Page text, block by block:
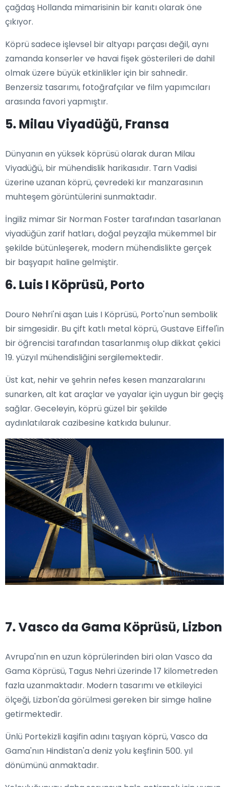
çağdaş Hollanda mimarisinin bir kanıtı olarak öne
çıkıyor.
Köprü sadece işlevsel bir altyapı parçası değil, aynı
zamanda konserler ve havai fişek gösterileri de dahil
olmak üzere büyük etkinlikler için bir sahnedir.
Benzersiz tasarımı, fotoğrafçılar ve film yapımcıları
arasında favori yapmıştır.
5. Milau Viyadüğü, Fransa
Dünyanın en yüksek köprüsü olarak duran Milau
Viyadüğü, bir mühendislik harikasıdır. Tarn Vadisi
üzerine uzanan köprü, çevredeki kır manzarasının
muhteşem görüntülerini sunmaktadır.
İngiliz mimar Sir Norman Foster tarafından tasarlanan
viyadüğün zarif hatları, doğal peyzajla mükemmel bir
şekilde bütünleşerek, modern mühendislikte gerçek
bir başyapıt haline gelmiştir.
6. Luis I Köprüsü, Porto
Douro Nehri'ni aşan Luis I Köprüsü, Porto'nun sembolik
bir simgesidir. Bu çift katlı metal köprü, Gustave Eiffel'in
bir öğrencisi tarafından tasarlanmış olup dikkat çekici
19. yüzyıl mühendisliğini sergilemektedir.
Üst kat, nehir ve şehrin nefes kesen manzaralarını
sunarken, alt kat araçlar ve yayalar için uygun bir geçiş
sağlar. Geceleyin, köprü güzel bir şekilde
aydınlatılarak cazibesine katkıda bulunur.
7. Vasco da Gama Köprüsü, Lizbon
Avrupa'nın en uzun köprülerinden biri olan Vasco da
Gama Köprüsü, Tagus Nehri üzerinde 17 kilometreden
fazla uzanmaktadır. Modern tasarımı ve etkileyici
ölçeği, Lizbon'da görülmesi gereken bir simge haline
getirmektedir.
Ünlü Portekizli kaşifin adını taşıyan köprü, Vasco da
Gama'nın Hindistan'a deniz yolu keşfinin 500. yıl
dönümünü anmaktadır.